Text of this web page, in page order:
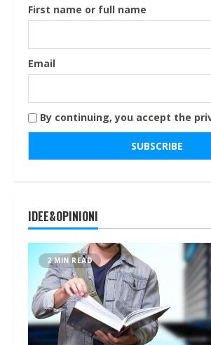
First name or full name
Email
By continuing, you accept the
IDEE&OPINIONI
2 MIN READ